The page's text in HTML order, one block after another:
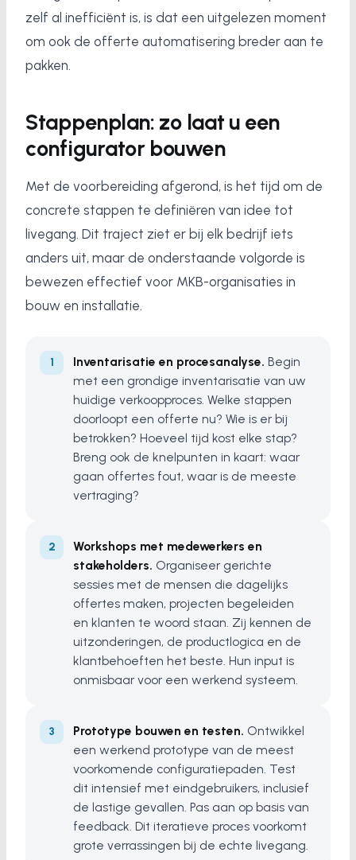
zelf al inefficiënt is, is dat een uitgelezen moment
om ook de offerte automatisering breder aan te
pakken.
Stappenplan: zo laat u een
configurator bouwen
Met de voorbereiding afgerond, is het tijd om de
concrete stappen te definiëren van idee tot
livegang. Dit traject ziet er bij elk bedrijf iets
anders uit, maar de onderstaande volgorde is
bewezen effectief voor MKB-organisaties in
bouw en installatie.
Inventarisatie en procesanalyse. Begin
met een grondige inventarisatie van uw
huidige verkoopproces. Welke stappen
doorloopt een offerte nu? Wie is er bij
betrokken? Hoeveel tijd kost elke stap?
Breng ook de knelpunten in kaart: waar
gaan offertes fout, waar is de meeste
vertraging?
Workshops met medewerkers en
stakeholders. Organiseer gerichte
sessies met de mensen die dagelijks
offertes maken, projecten begeleiden
en klanten te woord staan. Zij kennen de
uitzonderingen, de productlogica en de
klantbehoeften het beste. Hun input is
onmisbaar voor een werkend systeem.
Prototype bouwen en testen. Ontwikkel
een werkend prototype van de meest
voorkomende configuratiepaden. Test
dit intensief met eindgebruikers, inclusief
de lastige gevallen. Pas aan op basis van
feedback. Dit iteratieve proces voorkomt
grote verrassingen bij de echte livegang.